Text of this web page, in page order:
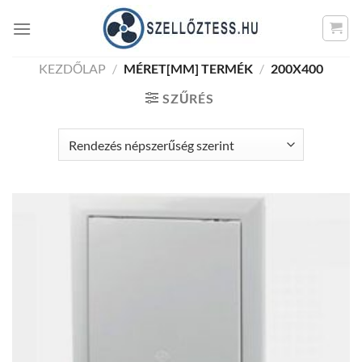
KEZDŐLAP / MÉRET[MM] TERMÉK / 200X400
SZŰRÉS